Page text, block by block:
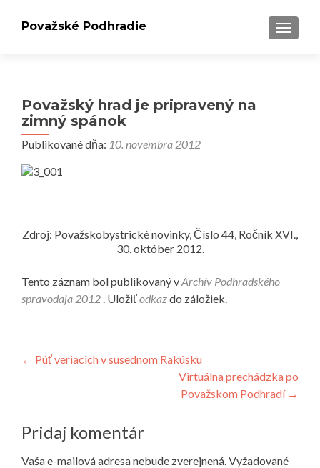
Považské Podhradie
Považský hrad je pripravený na
zimný spánok
Publikované dňa: 10. novembra 2012
Zdroj: Považskobystrické novinky, Číslo 44, Ročník XVI.,
30. október 2012.
Tento záznam bol publikovaný vArchív Podhradského
spravodaja 2012 . Uložiťodkazdo záložiek.
Navigácia
← Púť veriacich v susednom Rakúsku
Virtuálna prechádzka po
Považskom Podhradí →
Pridaj komentár
Vaša e-mailová adresa nebude zverejnená.Vyžadované